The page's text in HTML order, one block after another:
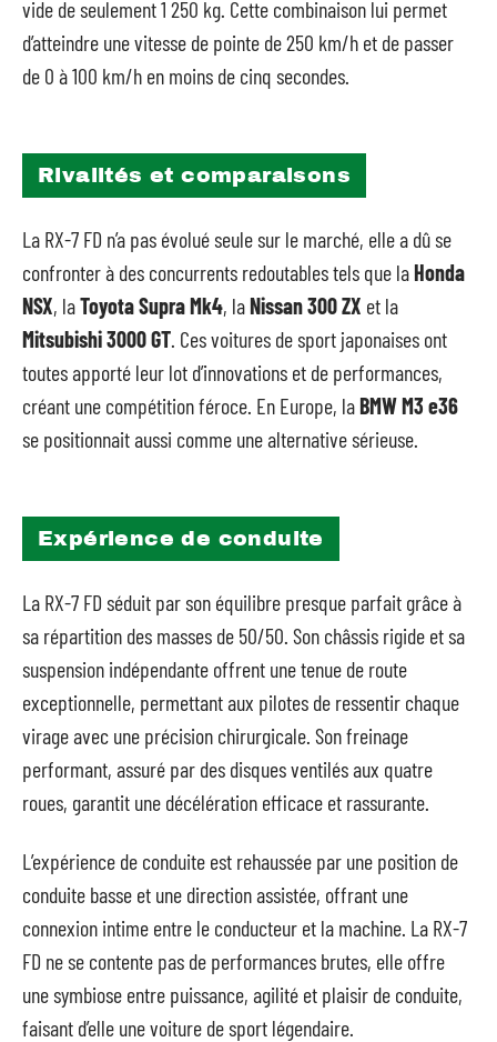
vide de seulement 1 250 kg. Cette combinaison lui permet
d’atteindre une vitesse de pointe de 250 km/h et de passer
de 0 à 100 km/h en moins de cinq secondes.
Rivalités et comparaisons
La RX-7 FD n’a pas évolué seule sur le marché, elle a dû se
confronter à des concurrents redoutables tels que laHonda
NSX, laToyota Supra Mk4, laNissan 300 ZX et la
Mitsubishi 3000 GT. Ces voitures de sport japonaises ont
toutes apporté leur lot d’innovations et de performances,
créant une compétition féroce. En Europe, laBMW M3 e36
se positionnait aussi comme une alternative sérieuse.
Expérience de conduite
La RX-7 FD séduit par son équilibre presque parfait grâce à
sa répartition des masses de 50/50. Son châssis rigide et sa
suspension indépendante offrent une tenue de route
exceptionnelle, permettant aux pilotes de ressentir chaque
virage avec une précision chirurgicale. Son freinage
performant, assuré par des disques ventilés aux quatre
roues, garantit une décélération efficace et rassurante.
L’expérience de conduite est rehaussée par une position de
conduite basse et une direction assistée, offrant une
connexion intime entre le conducteur et la machine. La RX-7
FD ne se contente pas de performances brutes, elle offre
une symbiose entre puissance, agilité et plaisir de conduite,
faisant d’elle une voiture de sport légendaire.